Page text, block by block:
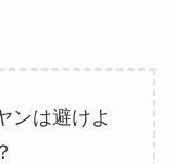
ンは避けよ